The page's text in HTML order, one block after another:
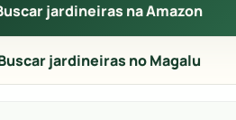
jardineiras na Amazon
jardineiras no Magalu